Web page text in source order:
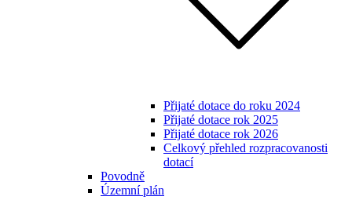
Přijaté dotace do roku 2024
Přijaté dotace rok 2025
Přijaté dotace rok 2026
Celkový přehled rozpracovanosti
dotací
Povodně
Územní plán